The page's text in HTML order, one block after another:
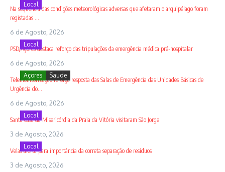
Local
Na sequência das condições meteorológicas adversas que afetaram o arquipélago foram
registadas ...
6 de Agosto, 2026
Local
PSD/Açores destaca reforço das tripulações da emergência médica pré-hospitalar
6 de Agosto, 2026
Açores Saude
Telemonitorização reforça resposta das Salas de Emergência das Unidades Básicas de
Urgência do...
6 de Agosto, 2026
Local
Santa Casa da Misericórdia da Praia da Vitória visitaram São Jorge
3 de Agosto, 2026
Local
Velas alerta para importância da correta separação de resíduos
3 de Agosto, 2026